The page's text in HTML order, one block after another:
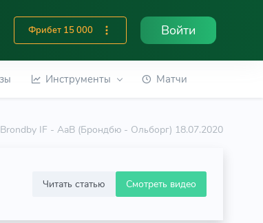
Фрибет 15 000 Войти
Инструменты Матчи
Brondby IF - AaB (Брондбю - Ольборг) 18.07.2020
Читать статью Смотреть видео